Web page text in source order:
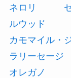
ネロリ
ルウッド
カモマイル・
ラリーセージ
オレガノ